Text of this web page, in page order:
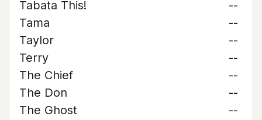
Tabata This!
--
Tama
--
Taylor
--
Terry
--
The Chief
--
The Don
--
The Ghost
--